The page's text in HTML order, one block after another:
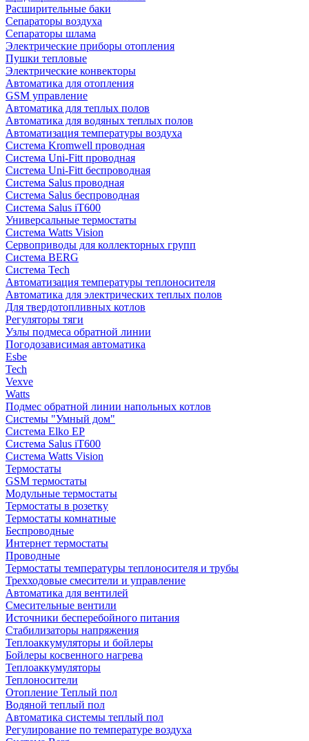
Расширительные баки
Сепараторы воздуха
Сепараторы шлама
Электрические приборы отопления
Пушки тепловые
Электрические конвекторы
Автоматика для отопления
GSM управление
Автоматика для теплых полов
Автоматика для водяных теплых полов
Автоматизация температуры воздуха
Система Kromwell проводная
Система Uni-Fitt проводная
Система Uni-Fitt беспроводная
Система Salus проводная
Система Salus беспроводная
Система Salus iT600
Универсальные термостаты
Система Watts Vision
Сервоприводы для коллекторных групп
Система BERG
Система Tech
Автоматизация температуры теплоносителя
Автоматика для электрических теплых полов
Для твердотопливных котлов
Регуляторы тяги
Узлы подмеса обратной линии
Погодозависимая автоматика
Esbe
Tech
Vexve
Watts
Подмес обратной линии напольных котлов
Системы "Умный дом"
Система Elko EP
Система Salus iT600
Система Watts Vision
Термостаты
GSM термостаты
Модульные термостаты
Термостаты в розетку
Термостаты комнатные
Беспроводные
Интернет термостаты
Проводные
Термостаты температуры теплоносителя и трубы
Трехходовые смесители и управление
Автоматика для вентилей
Смесительные вентили
Источники бесперебойного питания
Стабилизаторы напряжения
Теплоаккумуляторы и бойлеры
Бойлеры косвенного нагрева
Теплоаккумуляторы
Теплоносители
Отопление Теплый пол
Водяной теплый пол
Автоматика системы теплый пол
Регулирование по температуре воздуха